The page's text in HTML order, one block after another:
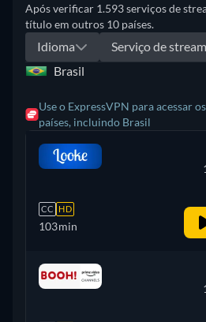
Após verificar 1.593 serviços de
título em outros 10 países.
Idioma
Serviço de
Brasil
Use o ExpressVPN para acessar
países, incluindo Brasil
CC HD
103min